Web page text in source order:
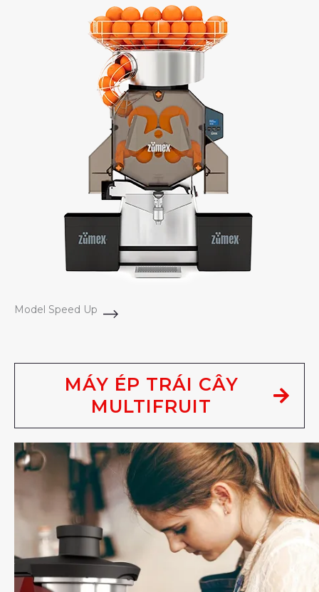
Model Speed Up
MÁY ÉP TRÁI CÂY
MULTIFRUIT